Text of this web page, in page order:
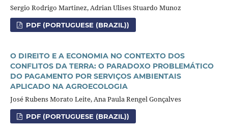
Sergio Rodrigo Martinez, Adrian Ulises Stuardo Munoz
PDF (PORTUGUESE (BRAZIL))
O DIREITO E A ECONOMIA NO CONTEXTO DOS
CONFLITOS DA TERRA: O PARADOXO PROBLEMÁTICO
DO PAGAMENTO POR SERVIÇOS AMBIENTAIS
APLICADO NA AGROECOLOGIA
José Rubens Morato Leite, Ana Paula Rengel Gonçalves
PDF (PORTUGUESE (BRAZIL))